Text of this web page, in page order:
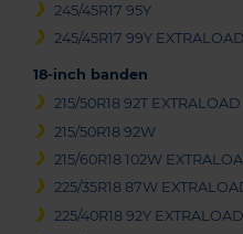
245/45R17 95Y
245/45R17 99Y EXTRALOAD
18-inch banden
215/50R18 92T EXTRALOAD
215/50R18 92W
215/60R18 102W
225/35R18 87W
225/40R18 92Y EXTRALOAD